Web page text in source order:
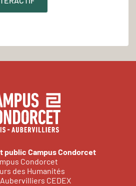
public Campus Condorcet
Condorcet
des Humanités
CEDEX